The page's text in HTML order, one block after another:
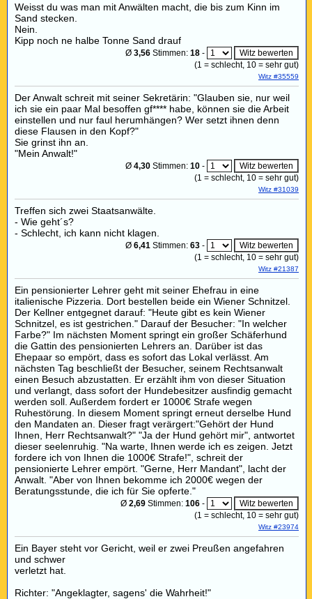
Weisst du was man mit Anwälten macht, die bis zum Kinn im
Sand stecken.
Nein.
Kipp noch ne halbe Tonne Sand drauf
Ø 3,56 Stimmen: 18 -
(1 = schlecht, 10 = sehr gut)
Witz #35559
Der Anwalt schreit mit seiner Sekretärin: "Glauben sie, nur weil
ich sie ein paar Mal besoffen gf**** habe, können sie die Arbeit
einstellen und nur faul herumhängen? Wer setzt ihnen denn
diese Flausen in den Kopf?"
Sie grinst ihn an.
"Mein Anwalt!"
Ø 4,30 Stimmen: 10 -
(1 = schlecht, 10 = sehr gut)
Witz #31039
Treffen sich zwei Staatsanwälte.
- Wie geht´s?
- Schlecht, ich kann nicht klagen.
Ø 6,41 Stimmen: 63 -
(1 = schlecht, 10 = sehr gut)
Witz #21387
Ein pensionierter Lehrer geht mit seiner Ehefrau in eine
italienische Pizzeria. Dort bestellen beide ein Wiener Schnitzel.
Der Kellner entgegnet darauf: "Heute gibt es kein Wiener
Schnitzel, es ist gestrichen." Darauf der Besucher: "In welcher
Farbe?" Im nächsten Moment springt ein großer Schäferhund
die Gattin des pensionierten Lehrers an. Darüber ist das
Ehepaar so empört, dass es sofort das Lokal verlässt. Am
nächsten Tag beschließt der Besucher, seinem Rechtsanwalt
einen Besuch abzustatten. Er erzählt ihm von dieser Situation
und verlangt, dass sofort der Hundebesitzer ausfindig gemacht
werden soll. Außerdem fordert er 1000€ Strafe wegen
Ruhestörung. In diesem Moment springt erneut derselbe Hund
den Mandaten an. Dieser fragt verärgert:"Gehört der Hund
Ihnen, Herr Rechtsanwalt?" "Ja der Hund gehört mir", antwortet
dieser seelenruhig. "Na warte, Ihnen werde ich es zeigen. Jetzt
fordere ich von Ihnen die 1000€ Strafe!", schreit der
pensionierte Lehrer empört. "Gerne, Herr Mandant", lacht der
Anwalt. "Aber von Ihnen bekomme ich 2000€ wegen der
Beratungsstunde, die ich für Sie opferte."
Ø 2,69 Stimmen: 106 -
(1 = schlecht, 10 = sehr gut)
Witz #23974
Ein Bayer steht vor Gericht, weil er zwei Preußen angefahren
und schwer
verletzt hat.
Richter: "Angeklagter, sagens' die Wahrheit!"